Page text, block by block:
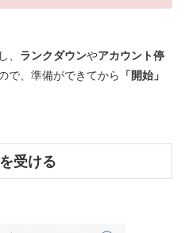
、 ランクダウンやアカウント停
で、準備ができてから
「開始」
受ける